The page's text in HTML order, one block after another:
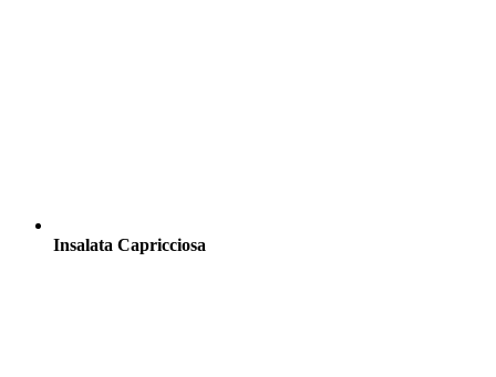
Insalata Capricciosa